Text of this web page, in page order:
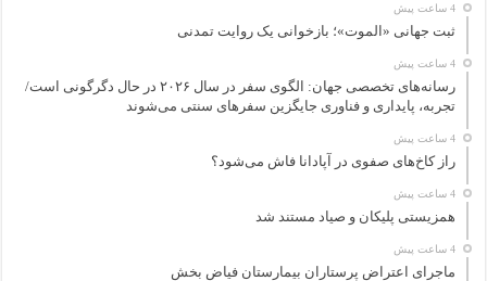
4 ساعت پیش
ثبت جهانی «الموت»؛ بازخوانی یک روایت تمدنی
4 ساعت پیش
رسانه‌های تخصصی جهان: الگوی سفر در سال ۲۰۲۶ در حال دگرگونی است/
تجربه، پایداری و فناوری جایگزین سفرهای سنتی می‌شوند
4 ساعت پیش
راز کاخ‌های صفوی در آپادانا فاش می‌شود؟
4 ساعت پیش
همزیستی پلیکان و صیاد مستند شد
4 ساعت پیش
ماجرای اعتراض پرستاران بیمارستان فیاض بخش